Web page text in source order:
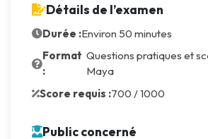
Détails de l’examen
Durée :Environ 50 minutes
Format
:
Questions pratiques et
Maya
Score requis :700 / 1000
Public concerné